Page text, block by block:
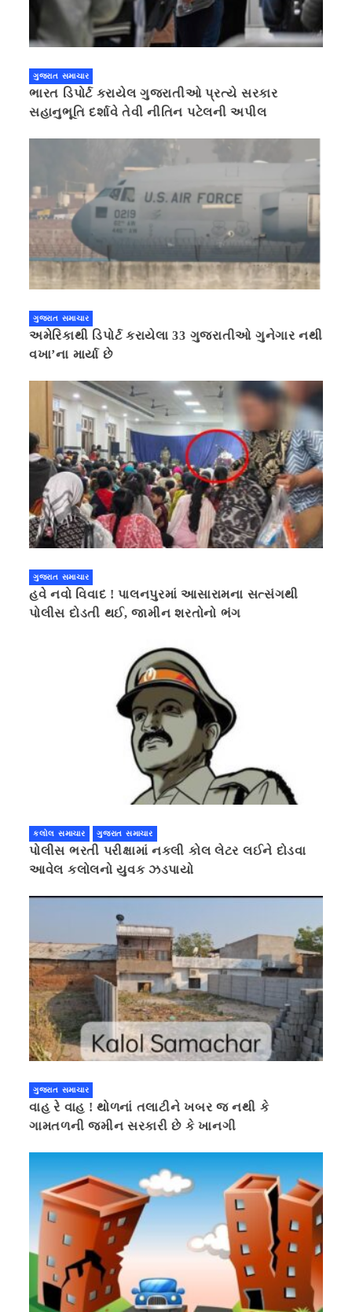
ગુજરાત સમાચાર
ભારત ડિપોર્ટ કરાયેલ ગુજરાતીઓ પ્રત્યે સરકાર
સહાનુભૂતિ દર્શાવે તેવી નીતિન પટેલની અપીલ
ગુજરાત સમાચાર
અમેરિકાથી ડિપોર્ટ કરાયેલા 33 ગુજરાતીઓ ગુનેગાર નથી
વખા’ના માર્યા છે
ગુજરાત સમાચાર
હવે નવો વિવાદ ! પાલનપુરમાં આસારામના સત્સંગથી
પોલીસ દોડતી થઈ, જામીન શરતોનો ભંગ
કલોલ સમાચાર ગુજરાત સમાચાર
પોલીસ ભરતી પરીક્ષામાં નકલી કોલ લેટર લઈને દોડવા
આવેલ કલોલનો યુવક ઝડપાયો
ગુજરાત સમાચાર
વાહ રે વાહ ! થોળનાં તલાટીને ખબર જ નથી કે
ગામતળની જમીન સરકારી છે કે ખાનગી